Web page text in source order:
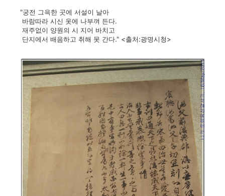
"궁전 그윽한 곳에 서설이 날아
바람따라 시신 옷에 나부껴 든다.
재주없이 양원의 시 지어 바치고
단지에서 배음하고 취해 못 간다." <출처:광명시청>